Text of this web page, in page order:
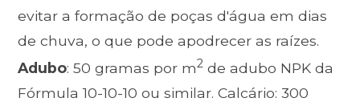
evitar a formação de poças d'água em dias
de chuva, o que pode apodrecer as raízes.
Adubo: 50 gramas por m2 de adubo NPK da
Fórmula 10-10-10 ou similar. Calcário: 300